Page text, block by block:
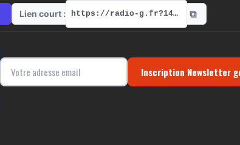
Lien court : https://radio-g.fr?14096 ⧉
Inscription Newsletter